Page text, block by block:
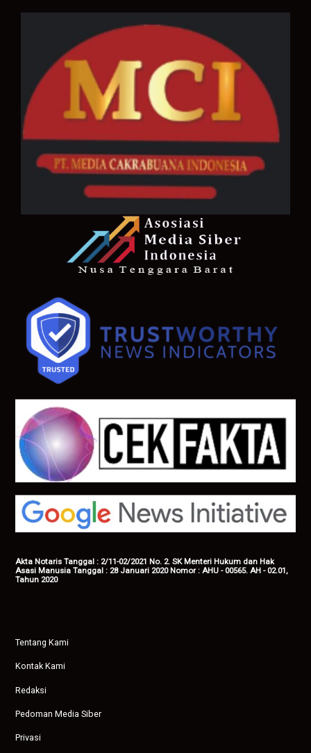
Akta Notaris Tanggal : 2/11-02/2021 No. 2. SK Menteri Hukum dan Hak
Asasi Manusia Tanggal : 28 Januari 2020 Nomor : AHU - 00565. AH - 02.01,
Tahun 2020
Tentang Kami
Kontak Kami
Redaksi
Pedoman Media Siber
Privasi